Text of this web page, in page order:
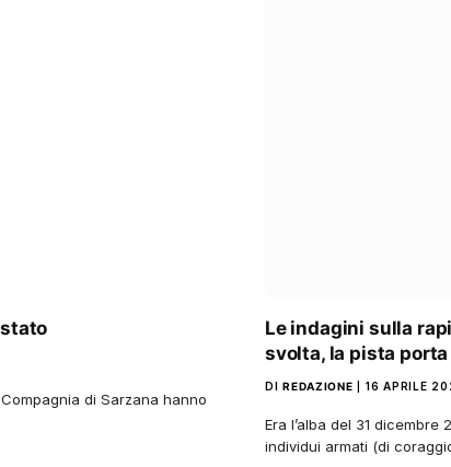
di Sarzana hanno
Le indagini sulla
svolta, la pista
DI REDAZIONE 16 APRILE
Era l’alba del 31
individui armati (di